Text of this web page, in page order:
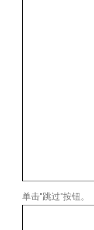
单击"跳过"按钮。